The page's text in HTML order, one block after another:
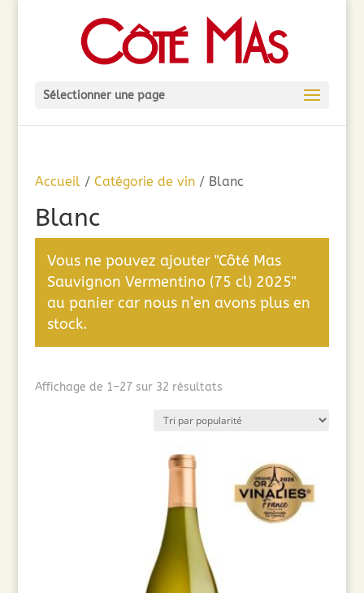
Sélectionner une page
Accueil/ Catégorie de vin/ Blanc
Blanc
Vous ne pouvez ajouter "Côté Mas
Sauvignon Vermentino (75 cl) 2025"
au panier car nous n’en avons plus en
stock.
Affichage de 1–27 sur 32 résultatsTrié